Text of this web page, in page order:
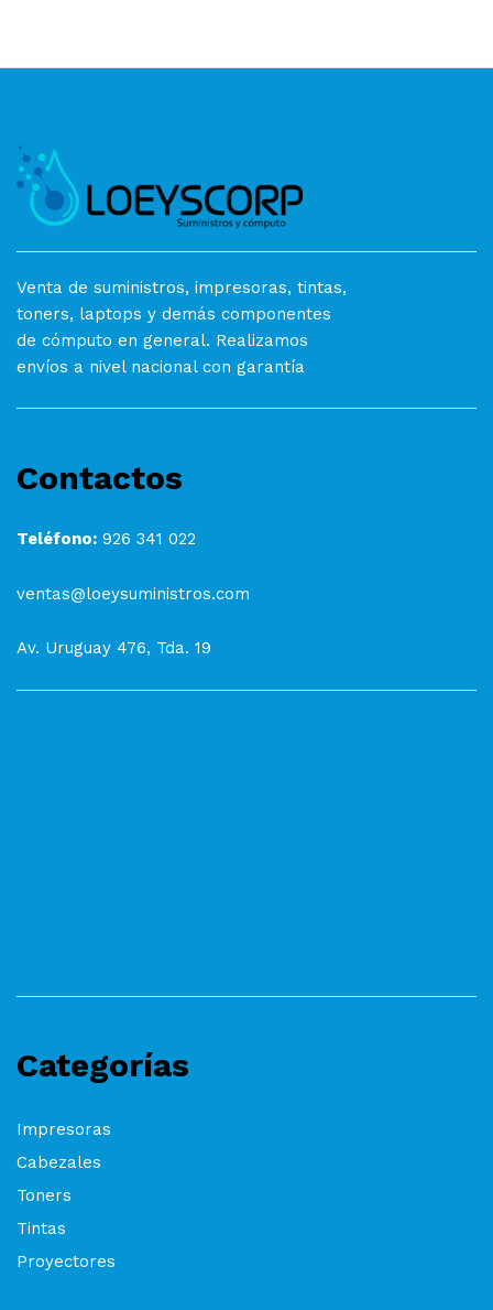
Venta de suministros, impresoras, tintas,
toners, laptops y demás componentes
de cómputo en general. Realizamos
envíos a nivel nacional con garantía
Contactos
Teléfono: 926 341 022
ventas@loeysuministros.com
Av. Uruguay 476, Tda. 19
Categorías
Impresoras
Cabezales
Toners
Tintas
Proyectores